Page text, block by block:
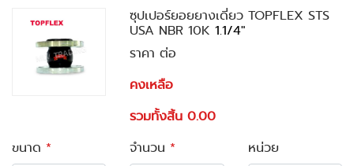
ซุปเปอร์ยอยยางเดี่ยว TOPFLEX STS
USA NBR 10K1.1/4"
ราคา ต่อ
คงเหลือ
รวมทั้งสิ้น 0.00
ขนาด * จำนวน * หน่วย